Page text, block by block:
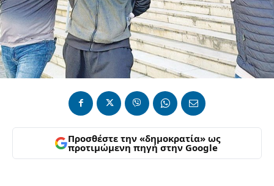
Προσθέστε την «δημοκρατία» ως
προτιμώμενη πηγή στην Google